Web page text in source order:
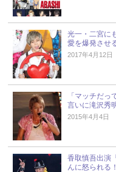
光一・二宮に
愛を爆発させ
2017年4月12日
「マッチだ
言いに滝沢秀
2015年4月4日
香取慎吾出演
んに怒られる